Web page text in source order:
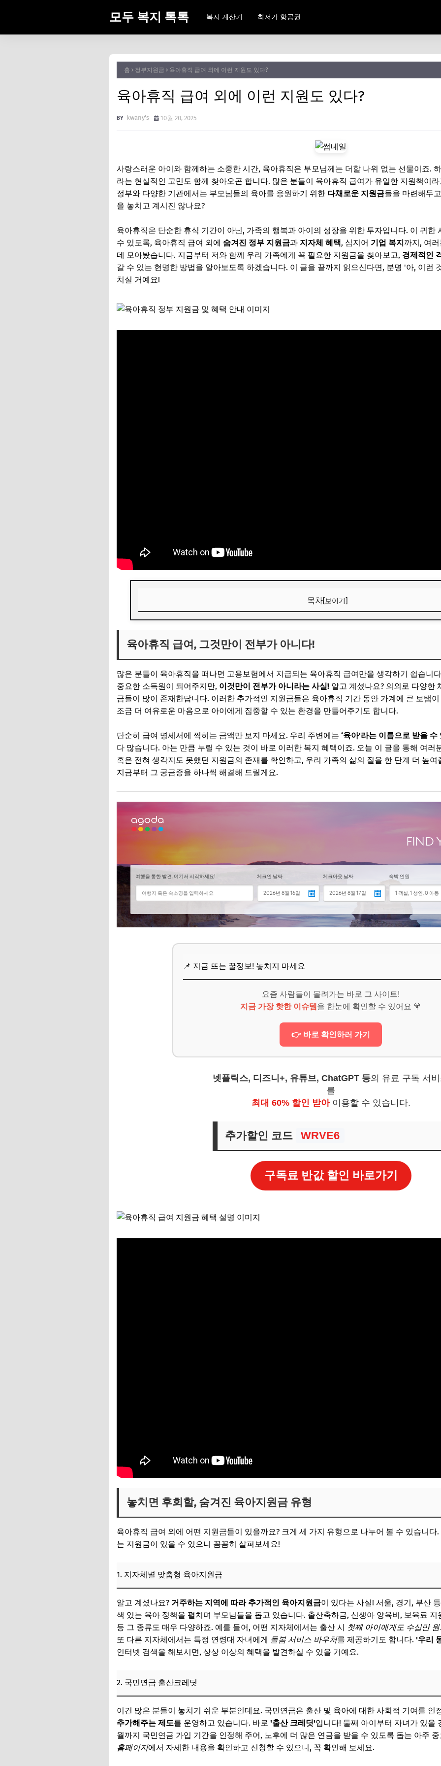
모두 복지 톡톡 복지 계산기 최저가 항공권
홈 정부지원금 육아휴직 급여 외에 이런 지원도 있다?
육아휴직 급여 외에 이런 지원도 있다?
kwany's 10월 20, 2025
사랑스러운 아이와 함께하는 소중한 시간, 육아휴직은 부모님께는 더할 나위 없는 선물이죠.
라는 현실적인 고민도 함께 찾아오곤 합니다. 많은 분들이 육아휴직 급여가 유일한 지원책이
정부와 다양한 기관에서는 부모님들의 육아를 응원하기 위한 다채로운 지원금들을 마련해두
을 놓치고 계시진 않나요?
육아휴직은 단순한 휴식 기간이 아닌, 가족의 행복과 아이의 성장을 위한 투자입니다. 이 귀한
수 있도록, 육아휴직 급여 외에 숨겨진 정부 지원금과 지자체 혜택, 심지어 기업 복지까지, 여
데 모아봤습니다. 지금부터 저와 함께 우리 가족에게 꼭 필요한 지원금을 찾아보고, 경제적인
갈 수 있는 현명한 방법을 알아보도록 하겠습니다. 이 글을 끝까지 읽으신다면, 분명 '아, 이런
치실 거예요!
목차[보이기]
📌 지금 뜨는 꿀정보! 놓치지 마세요
놓치면 후회할, 숨겨진 육아지원금 유형
1. 지자체별 맞춤형 육아지원금
3. 회사에서 제공하는 복지 혜택
📌 지금 뜨는 꿀정보! 놓치지 마세요
추가할인 코드 WRVE6
1. '정부24'와 '복지로' 웹사이트 적극 활용하기
2. 지자체 홈페이지 및 육아지원센터 방문/문의
📌 지금 뜨는 꿀정보! 놓치지 마세요
추가할인 코드 WRVE6
자주 묻는 질문
Q. 신청 기간을 놓치면 육아휴직 지원금을 받을 수 없나요?
📌 지금 뜨는 꿀정보! 놓치지 마세요
📌 지금 뜨는 꿀정보! 놓치지 마세요
마무리하며: 우리 아이에게 줄 수 있는 최고의 선물
📌 지금 뜨는 꿀정보! 놓치지 마세요
육아휴직 급여, 그것만이 전부가 아니다!
많은 분들이 육아휴직을 떠나면 고용보험에서 지급되는 육아휴직 급여만을 생각하기 쉽습니
중요한 소득원이 되어주지만, 이것만이 전부가 아니라는 사실! 알고 계셨나요? 의외로 다양한
금들이 많이 존재한답니다. 이러한 추가적인 지원금들은 육아휴직 기간 동안 가계에 큰 보탬
조금 더 여유로운 마음으로 아이에게 집중할 수 있는 환경을 만들어주기도 합니다.
단순히 급여 명세서에 찍히는 금액만 보지 마세요. 우리 주변에는 ‘육아'라는 이름으로 받을
다 많습니다. 아는 만큼 누릴 수 있는 것이 바로 이러한 복지 혜택이죠. 오늘 이 글을 통해 여러
혹은 전혀 생각지도 못했던 지원금의 존재를 확인하고, 우리 가족의 삶의 질을 한 단계 더 높
지금부터 그 궁금증을 하나씩 해결해 드릴게요.
📌 지금 뜨는 꿀정보! 놓치지 마세요
요즘 사람들이 몰려가는 바로 그 사이트!
지금 가장 핫한 이슈템 을 한눈에 확인할 수 있어요 🍭
👉 바로 확인하러 가기
넷플릭스, 디즈니+, 유튜브, ChatGPT 등의 유료 구독 서
를
최대 60% 할인 받아이용할 수 있습니다.
추가할인 코드 WRVE6
구독료 반값 할인 바로가기
놓치면 후회할, 숨겨진 육아지원금 유형
육아휴직 급여 외에 어떤 지원금들이 있을까요? 크게 세 가지 유형으로 나누어 볼 수 있습니
는 지원금이 있을 수 있으니 꼼꼼히 살펴보세요!
1. 지자체별 맞춤형 육아지원금
알고 계셨나요? 거주하는 지역에 따라 추가적인 육아지원금이 있다는 사실! 서울, 경기, 부산
색 있는 육아 정책을 펼치며 부모님들을 돕고 있습니다. 출산축하금, 신생아 양육비, 보육료
등 그 종류도 매우 다양하죠. 예를 들어, 어떤 지자체에서는 출산 시 첫째 아이에게도 수십만
또 다른 지자체에서는 특정 연령대 자녀에게 돌봄 서비스 바우처를 제공하기도 합니다. '우리
인터넷 검색을 해보시면, 상상 이상의 혜택을 발견하실 수 있을 거예요.
2. 국민연금 출산크레딧
이건 많은 분들이 놓치기 쉬운 부분인데요. 국민연금은 출산 및 육아에 대한 사회적 기여를 인
추가해주는 제도를 운영하고 있습니다. 바로 '출산 크레딧'입니다! 둘째 아이부터 자녀가 있을
월까지 국민연금 가입 기간을 인정해 주어, 노후에 더 많은 연금을 받을 수 있도록 돕는 아주
홈페이지에서 자세한 내용을 확인하고 신청할 수 있으니, 꼭 확인해 보세요.